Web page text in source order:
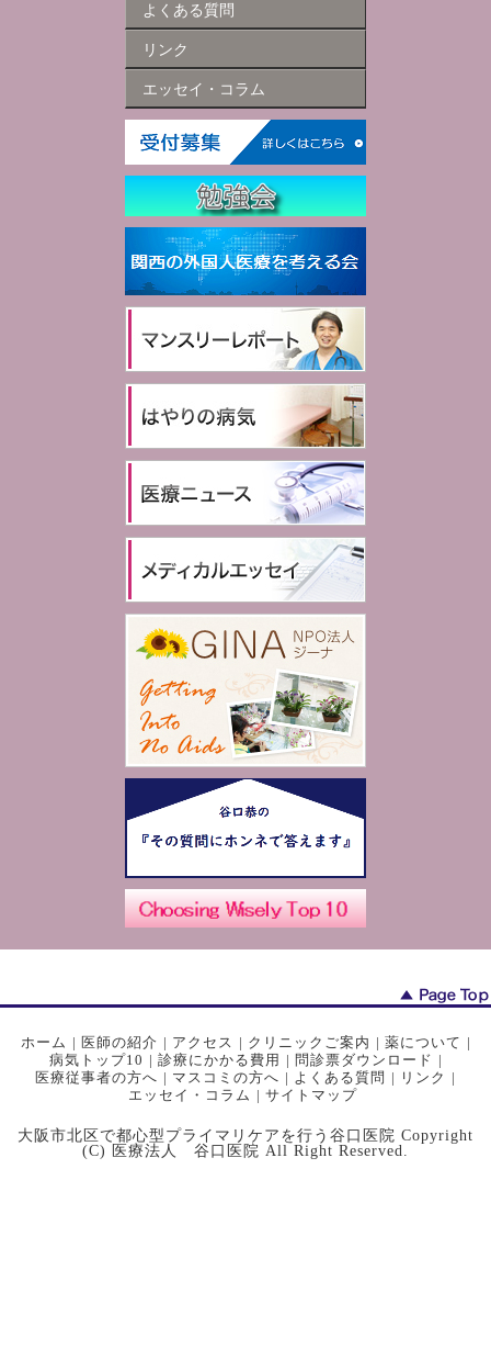
よくある質問
リンク
エッセイ・コラム
ホーム | 医師の紹介 | アクセス | クリニックご案内 | 薬について |
病気トップ10 | 診療にかかる費用 | 問診票ダウンロード |
医療従事者の方へ | マスコミの方へ | よくある質問 | リンク |
エッセイ・コラム | サイトマップ
大阪市北区で都心型プライマリケアを行う谷口医院 Copyright
(C) 医療法人 谷口医院 All Right Reserved.